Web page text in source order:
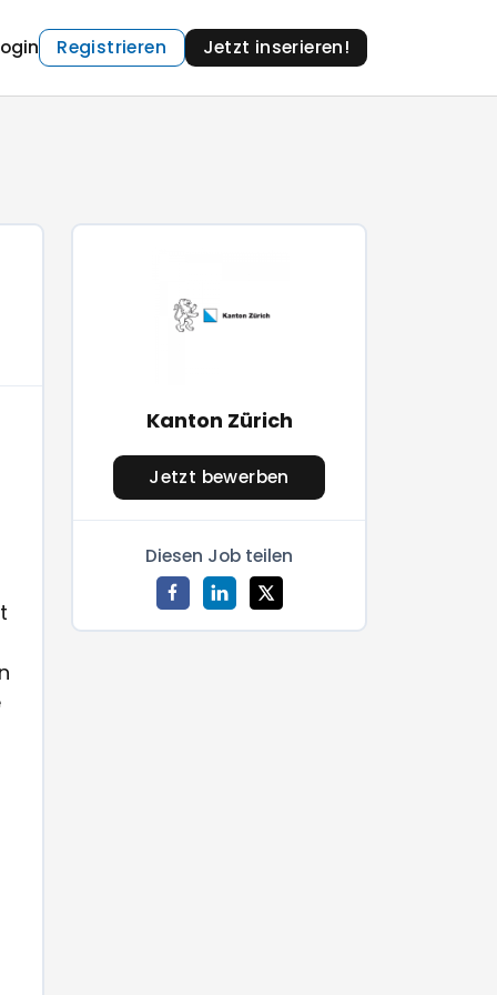
Registrieren Jetzt inserieren!
Kanton Zürich
Jetzt bewerben
Diesen Job teilen